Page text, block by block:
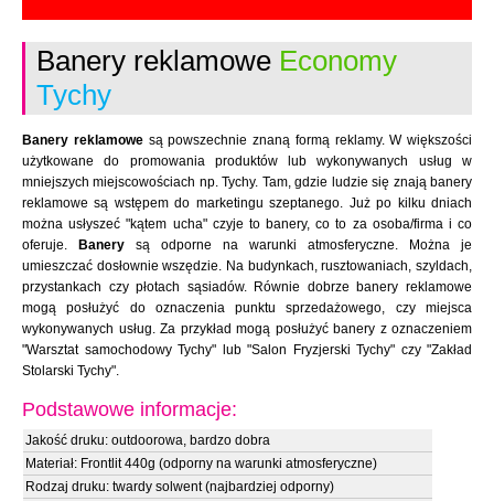
Banery reklamowe Economy
Tychy
Banery reklamowesą powszechnie znaną formą reklamy. W większości
użytkowane do promowania produktów lub wykonywanych usług w
mniejszych miejscowościach np. Tychy. Tam, gdzie ludzie się znają banery
reklamowe są wstępem do marketingu szeptanego. Już po kilku dniach
można usłyszeć "kątem ucha" czyje to banery, co to za osoba/firma i co
oferuje.
Banery są odporne na warunki atmosferyczne. Można je
umieszczać dosłownie wszędzie. Na budynkach, rusztowaniach, szyldach,
przystankach czy płotach sąsiadów. Równie dobrze banery reklamowe
mogą posłużyć do oznaczenia punktu sprzedażowego, czy miejsca
wykonywanych usług. Za przykład mogą posłużyć banery z oznaczeniem
"Warsztat samochodowy Tychy" lub "Salon Fryzjerski Tychy" czy "Zakład
Stolarski Tychy".
Podstawowe informacje:
Jakość druku: outdoorowa, bardzo dobra
Materiał: Frontlit 440g (odporny na warunki atmosferyczne)
Rodzaj druku: twardy solwent (najbardziej odporny)